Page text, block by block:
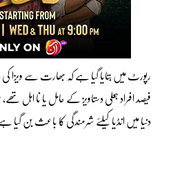
فیصد افراد جعلی دستاویز کے حامل یا نا اہل
دنیا میں انڈیا کیلئے شرمندگی کا باعث بن گیا